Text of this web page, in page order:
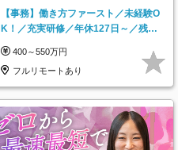
【事務】働き方ファースト／未経験O
K！／充実研修／年休127日～／残業
400～550万円
フルリモートあり